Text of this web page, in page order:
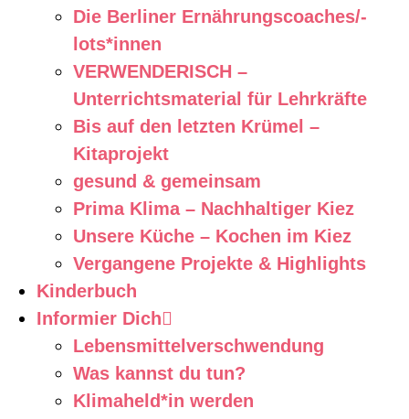
Die Berliner Ernährungscoaches/-
lots*innen
VERWENDERISCH –
Unterrichtsmaterial für Lehrkräfte
Bis auf den letzten Krümel –
Kitaprojekt
gesund & gemeinsam
Prima Klima – Nachhaltiger Kiez
Unsere Küche – Kochen im Kiez
Vergangene Projekte & Highlights
Kinderbuch
Informier Dich
Lebensmittelverschwendung
Was kannst du tun?
Klimaheld*in werden